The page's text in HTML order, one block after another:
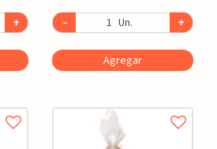
+ - Un. +
Agregar